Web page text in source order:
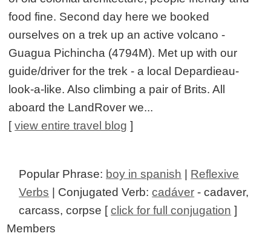
food fine. Second day here we booked
ourselves on a trek up an active volcano -
Guagua Pichincha (4794M). Met up with our
guide/driver for the trek - a local Depardieau-
look-a-like. Also climbing a pair of Brits. All
aboard the LandRover we...
[view entire travel blog ]
Popular Phrase: boy in spanish | Reflexive
Verbs | Conjugated Verb:cadáver - cadaver,
carcass, corpse [click for full conjugation ]
Members